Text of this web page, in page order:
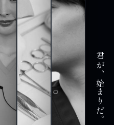
君が、始まりだ。